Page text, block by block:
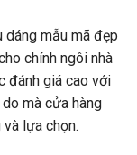
dáng mẫu mã đẹp
chính ngôi nhà
đánh giá cao với
mà cửa hàng
lựa chọn.